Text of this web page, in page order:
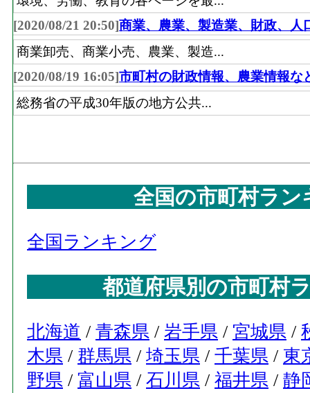
[2020/08/21 20:50]商業、農業、製造業、財政、人
商業卸売、商業小売、農業、製造...
[2020/08/19 16:05]市町村の財政情報、農業情報な
総務省の平成30年版の地方公共...
全国の市町村ラ
全国ランキング
都道府県別の市町村
北海道 / 青森県 / 岩手県 / 宮城県 /
木県 / 群馬県 / 埼玉県 / 千葉県 / 東
野県 / 富山県 / 石川県 / 福井県 / 静